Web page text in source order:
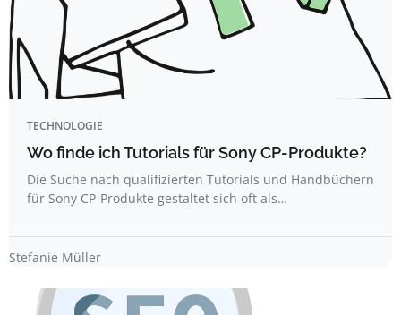
TECHNOLOGIE
Wo finde ich Tutorials für Sony CP-Produkte?
Die Suche nach qualifizierten Tutorials und Handbüchern
für Sony CP-Produkte gestaltet sich oft als…
Stefanie Müller